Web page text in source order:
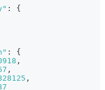
:
{
:
{
,
,
,